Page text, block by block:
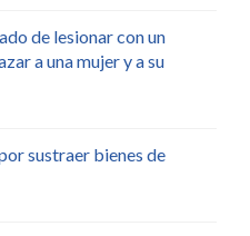
de lesionar con un
a una mujer y a su
sustraer bienes de